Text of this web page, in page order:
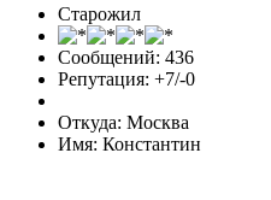
Старожил
Сообщений: 436
Репутация: +7/-0
Откуда: Москва
Имя: Константин